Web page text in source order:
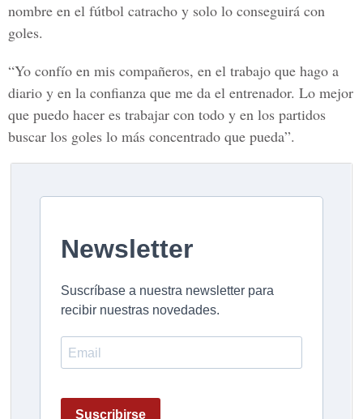
nombre en el fútbol catracho y solo lo conseguirá con
goles.
“Yo confío en mis compañeros, en el trabajo que hago a
diario y en la confianza que me da el entrenador. Lo mejor
que puedo hacer es trabajar con todo y en los partidos
buscar los goles lo más concentrado que pueda”.